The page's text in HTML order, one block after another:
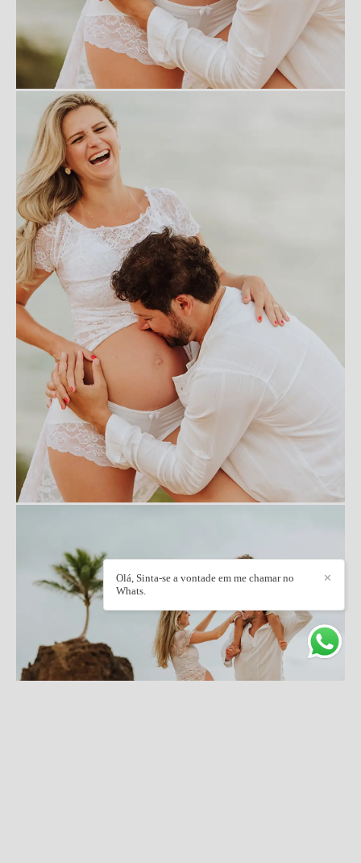
✕
Olá, Sinta-se a vontade em me chamar no
Whats.